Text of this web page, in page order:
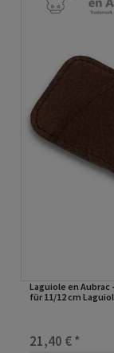
Laguiole en
für 11/12 cm
21,40 € *